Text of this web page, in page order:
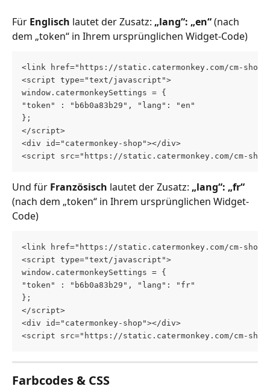
Für Englisch lautet der Zusatz: „lang“: „en“ (nach
dem „token“ in Ihrem ursprünglichen Widget-Code)
<link href="https://static.catermonkey.com/cm-
<script type="text/javascript">
window.catermonkeySettings = {
"token" : "b6b0a83b29", "lang": "en"
};
</script>
<div id="catermonkey-shop"></div>
<script src="https://static.catermonkey.com/cm-
Und für Französisch lautet der Zusatz: „lang“: „fr“
(nach dem „token“ in Ihrem ursprünglichen Widget-
Code)
<link href="https://static.catermonkey.com/cm-
<script type="text/javascript">
window.catermonkeySettings = {
"token" : "b6b0a83b29", "lang": "fr"
};
</script>
<div id="catermonkey-shop"></div>
<script src="https://static.catermonkey.com/cm-
Farbcodes & CSS